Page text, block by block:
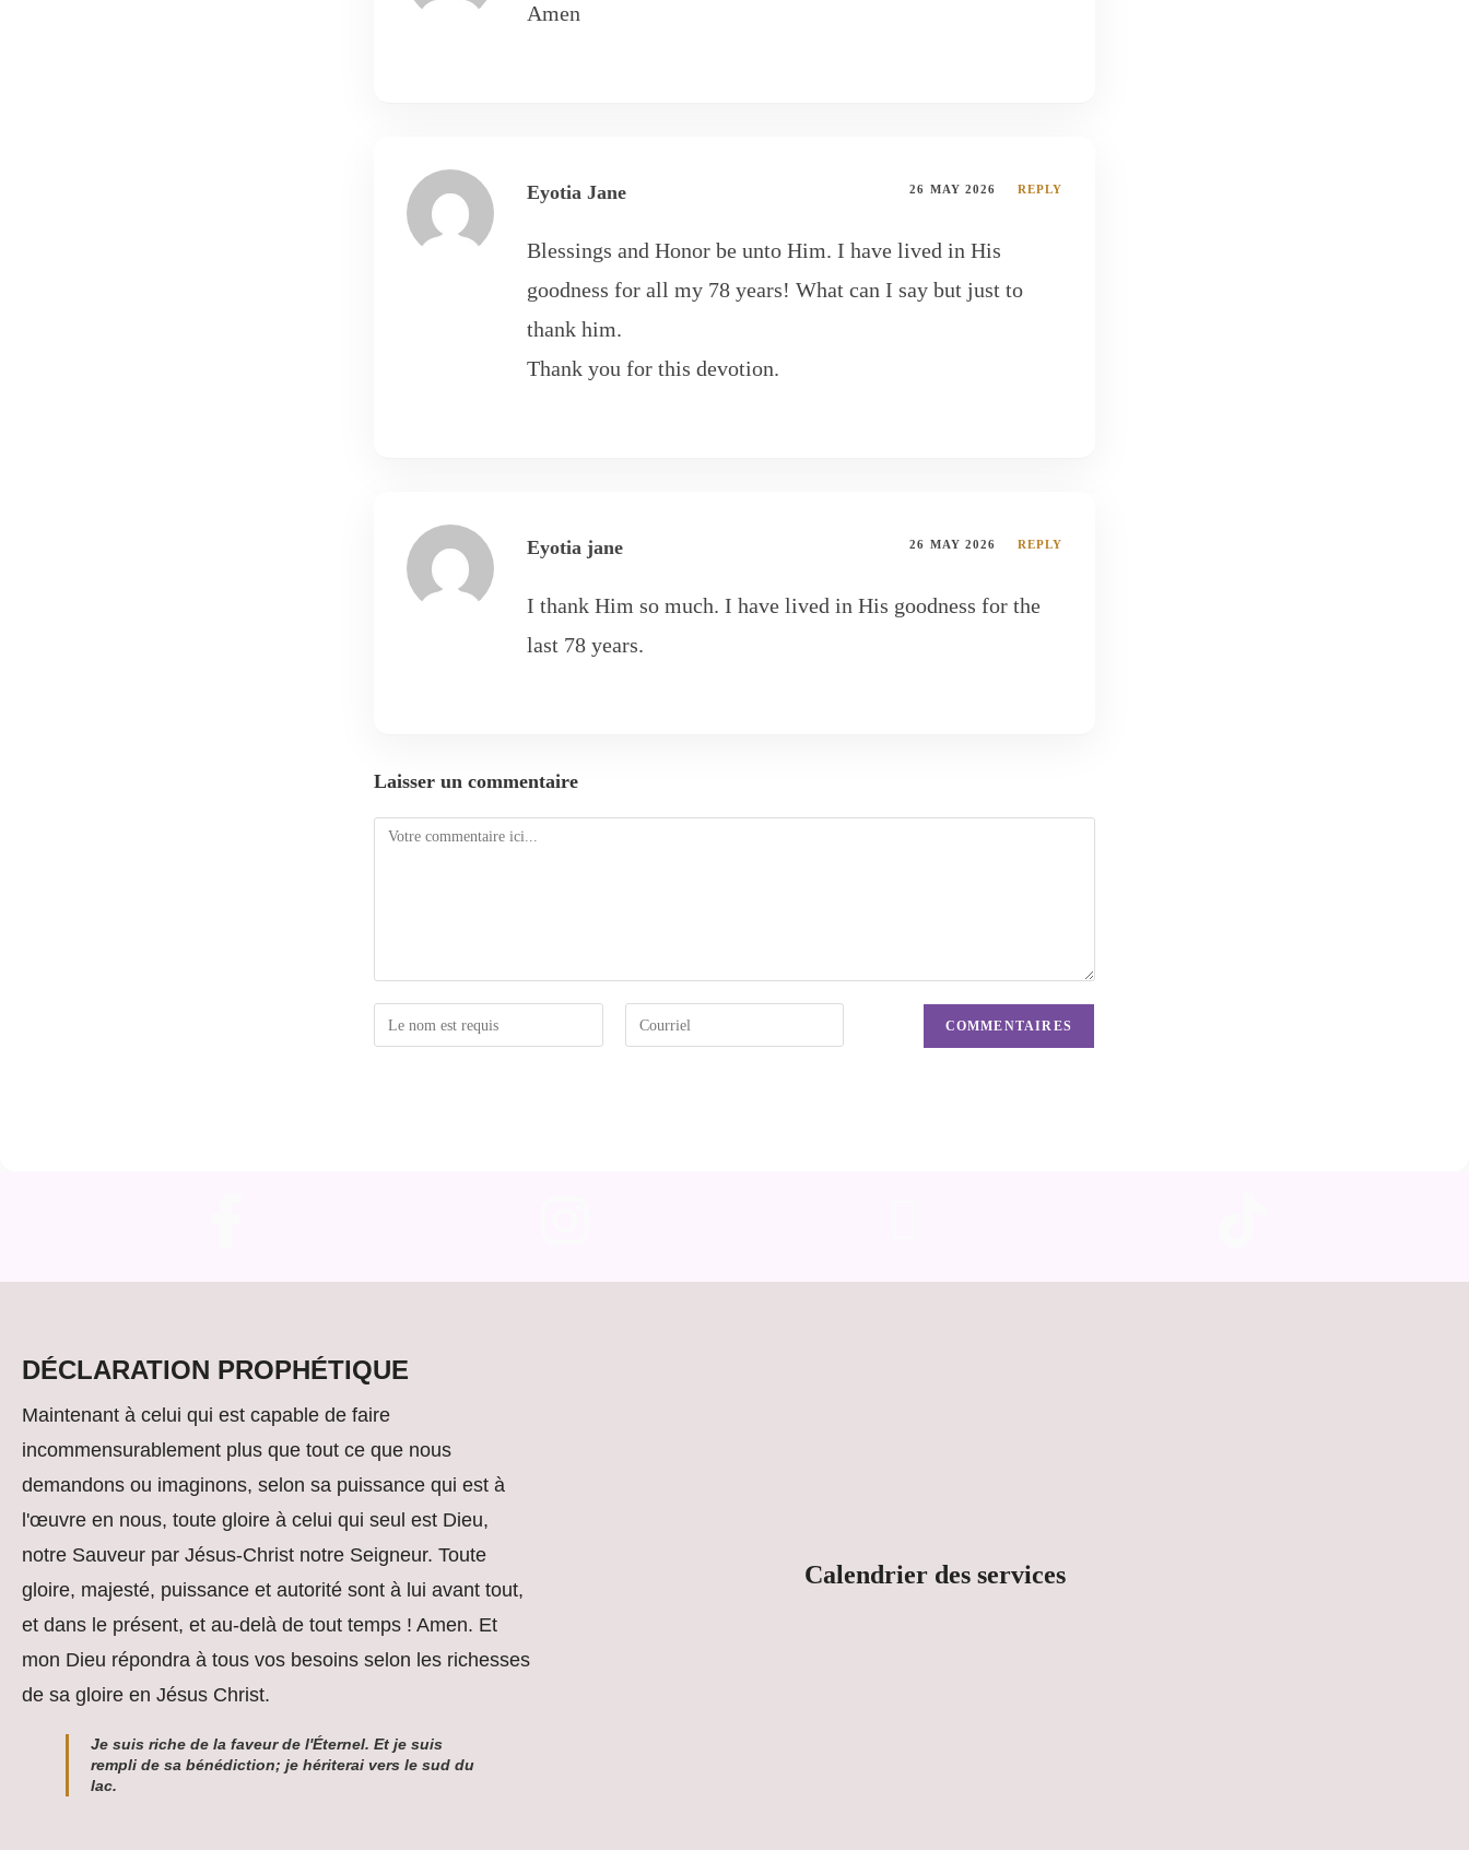
Amen
Eyotia Jane 26 MAY 2026 REPLY
Blessings and Honor be unto Him. I have lived in His
goodness for all my 78 years! What can I say but just to
thank him.
Thank you for this devotion.
Eyotia jane 26 MAY 2026 REPLY
I thank Him so much. I have lived in His goodness for the
last 78 years.
Laisser un commentaire
DÉCLARATION PROPHÉTIQUE
Maintenant à celui qui est capable de faire
incommensurablement plus que tout ce que nous
demandons ou imaginons, selon sa puissance qui est à
l'œuvre en nous, toute gloire à celui qui seul est Dieu,
notre Sauveur par Jésus-Christ notre Seigneur. Toute
gloire, majesté, puissance et autorité sont à lui avant tout,
et dans le présent, et au-delà de tout temps ! Amen. Et
mon Dieu répondra à tous vos besoins selon les richesses
de sa gloire en Jésus Christ.
Je suis riche de la faveur de l'Éternel. Et je suis
rempli de sa bénédiction; je hériterai vers le sud du
lac.
Calendrier des services